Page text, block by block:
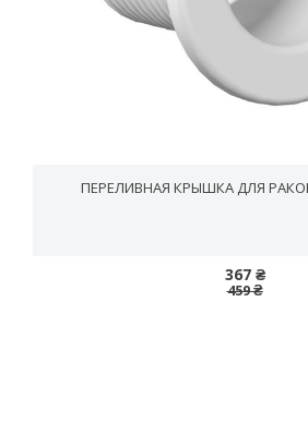
ПЕРЕЛИВНАЯ КРЫШКА ДЛЯ
367 ₴
459 ₴